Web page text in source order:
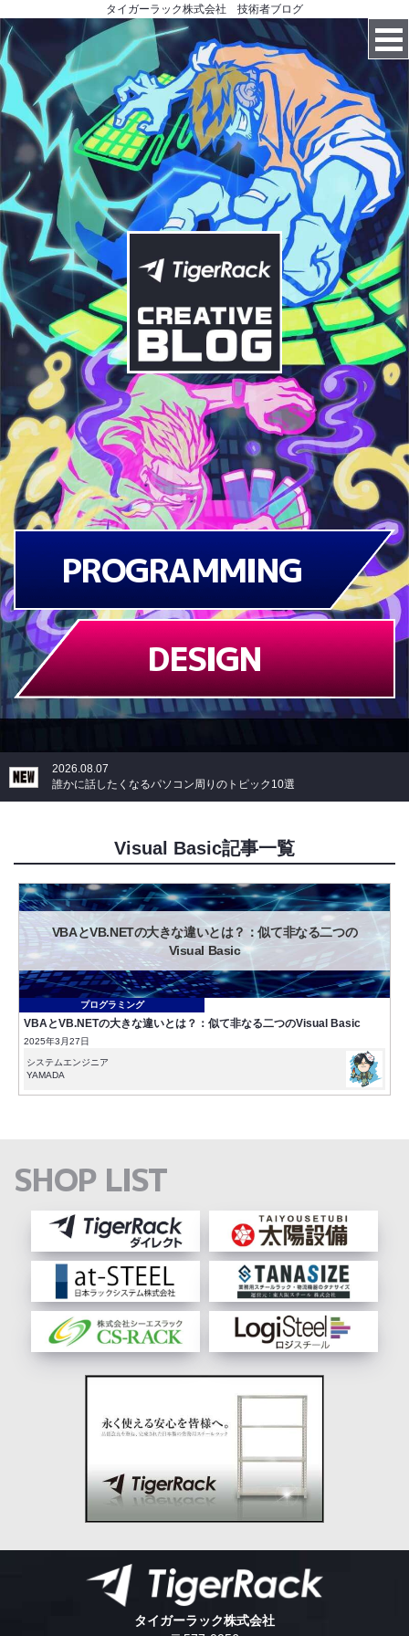
タイガーラック株式会社 技術者ブログ
PROGRAMMING
DESIGN
2026.08.07
誰かに話したくなるパソコン周りのトピック10選
Visual Basic記事一覧
VBAとVB.NETの大きな違いとは？：似て非なる二つの
Visual Basic
プログラミング
VBAとVB.NETの大きな違いとは？：似て非なる二つのVisual Basic
2025年3月27日
システムエンジニア
YAMADA
SHOP LIST
タイガーラック株式会社